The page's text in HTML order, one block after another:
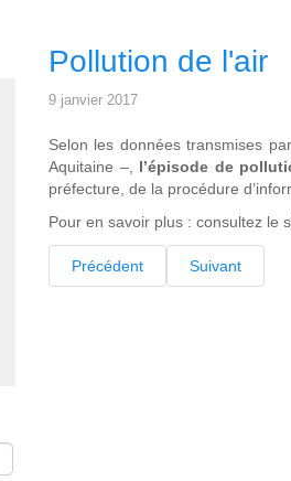
Pollution de l'air
9 janvier 2017
Selon les données transmises
Aquitaine –, l’épisode de
préfecture, de la procédure
Pour en savoir plus : consultez le
Précédent Suivant